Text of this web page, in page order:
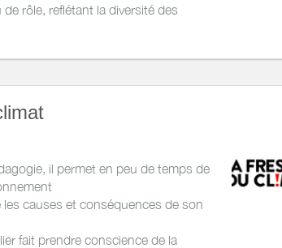
de rôle, reflétant la diversité des
sur les sols, il ouvre sur
nos sols.
il permet en peu de temps de
causes et conséquences de son
fait prendre conscience de la